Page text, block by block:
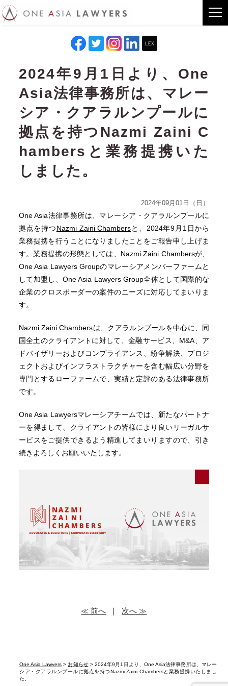
One Asia Lawyers > お知らせ> 2024年9月1日より、One Asia法律事務所は、マレー
シア・クアラルンプールに拠点を持つNazmi Zaini Chambersと業務提携いたしまし
た。
2024年9月1日より、One
Asia法律事務所は、マレー
シア・クアラルンプールに
拠点を持つNazmi Zaini C
hambersと業務提携いた
しました。
2024年09月01日（日）
One Asia法律事務所は、マレーシア・クアラルンプールに
拠点を持つNazmi Zaini Chambersと、2024年9月1日から
業務提携を行うことになりましたことをご報告申し上げま
す。業務提携の形態としては、 Nazmi Zaini Chambersが、
One Asia Lawyers Groupのマレーシアメンバーファームと
して加盟し、One Asia Lawyers Group全体として国際的な
企業のクロスボーダーの案件のニーズに対応してまいりま
す。
Nazmi Zaini Chambersは、クアラルンプールを中心に、同
国全土のクライアントに対して、金融サービス、M&A、ア
ドバイザリーおよびコンプライアンス、紛争解決、プロジ
ェクトおよびインフラストラクチャーを含む幅広い分野を
専門とするローファームで、実績と定評のある法律事務所
です。
One Asia Lawyersマレーシアチームでは、新たなパートナ
ーを得まして、クライアントの皆様により良いリーガルサ
ービスをご提供できるよう精進してまいりますので、引き
続きよろしくお願いいたします。
≪ 前へ ｜ 次へ ≫